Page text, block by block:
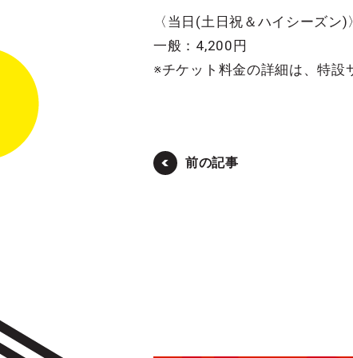
〈当日(土日祝＆ハイシーズン)
一般：4,200円
※チケット料金の詳細は、特設
前の記事